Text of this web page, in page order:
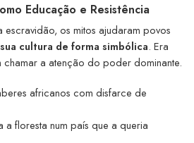
Educação e Resistência
os mitos ajudaram povos
cultura de forma simbólica. Era
chamar a atenção do poder dominante.
africanos com disfarce de
a floresta num país que a queria